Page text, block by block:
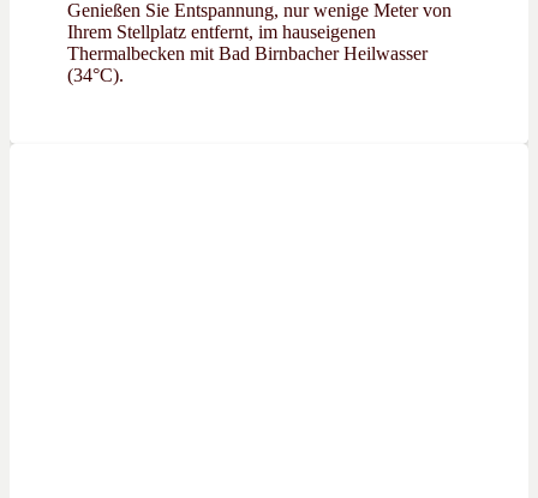
Genießen Sie Entspannung, nur wenige Meter von
Ihrem Stellplatz entfernt, im hauseigenen
Thermalbecken mit Bad Birnbacher Heilwasser
(34°C).